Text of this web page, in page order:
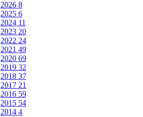
2026 8
2025 6
2024 11
2023 20
2022 24
2021 49
2020 69
2019 32
2018 37
2017 21
2016 59
2015 54
2014 4